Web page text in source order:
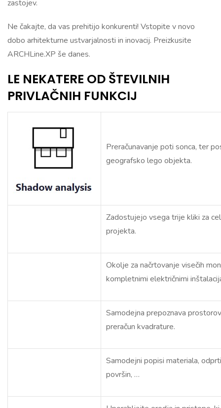
zastojev.
Ne čakajte, da vas prehitijo konkurenti! Vstopite v novo
dobo arhitekturne ustvarjalnosti in inovacij. Preizkusite
ARCHLine.XP še danes.
LE NEKATERE OD ŠTEVILNIH
PRIVLAČNIH FUNKCIJ
Preračunavanje poti sonca, ter
geografsko lego objekta.
Zadostujejo vsega trije kliki za
projekta.
Okolje za načrtovanje visečih
kompletnimi električnimi
Samodejna prepoznava
preračun kvadrature.
Samodejni popisi materiala,
površin, …